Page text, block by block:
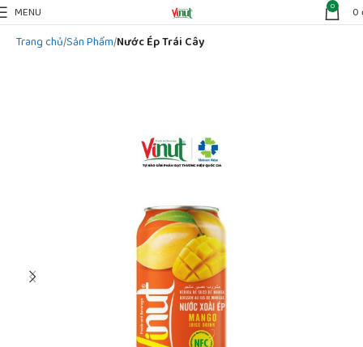
MENU 0 0
Trang chủ Sản Phẩm Nước Ép Trái Cây